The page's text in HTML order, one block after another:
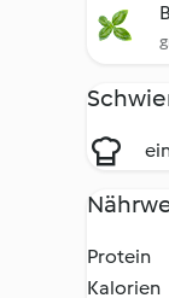
Protein
Kalorien